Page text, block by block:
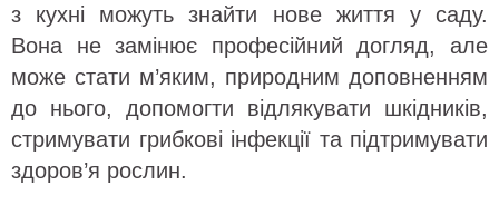
з кухні можуть знайти нове життя у саду.
Вона не замінює професійний догляд, але
може стати м’яким, природним доповненням
до нього, допомогти відлякувати шкідників,
стримувати грибкові інфекції та підтримувати
здоров’я рослин.